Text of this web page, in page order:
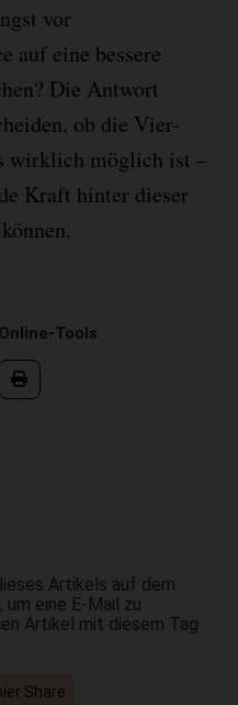
vor
auf eine bessere
Die Antwort
ob die Vier-
wirklich möglich ist –
Kraft hinter dieser
Online-Tools
Artikels auf dem
eine E-Mail zu
Artikel mit diesem Tag
Share